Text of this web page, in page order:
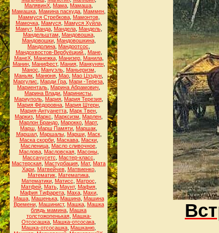
МалявинХ Мама Мамаша
Мамашка Мамина паскуда Маммен
Маммуся Стребкова, Мамонтов,
Мамочка, Мамуся, Мамуся Хуйла,
Мамут, Манда, Мандела, Мандель,
Мандельштам
Мандовошка,
Мандовошки, Мандовошкина,
Мандолина Мандоотсос
Мандохвостов-Вербуёцкий.
Мане,
МанеХ, Манежка, Манизер, Манила,
Манин, Манифест, Мания, Манкунян,
Манос
Мануэль, Маньеризм
Маньяк Манюня Мао Мао Цзэдун
Маргулис
Марди Гра Мари -Тереза
Мариенталь Марина Абрамович
Марина Влади Маринисты
Мариуполь Мария Мария Терезия
Мария Фёдоровна Мария Штерн
Мария-Антуанетта Марк Твен
Маркиз Маркс Марксизм Марлен
Марлон Брандо Марокко Март,
Марш
Марш Памяти Маршак
Маршал, Маршалы, Марши, Маск,
Маска скорби, Маскава, Маски,
Масленица Масло сливочное
Маслова, Масловская, Масоны,
Массачусетс
Мастер-класс
Мастерская Мастурбация Мат, Мата
Хари, Матвейчев, Матвиенко,
Математик, Математика,
Математики, Матисс Матрос
Матфей, Мать, Маунт, Мафия,
Мафия Тифарета, Маха, Махи,
Маша, Машенька, Машина, Машина
Времени, Машинист, Машка, Машка
блядь мамина Машка
толстожопенькая, Машка-
Отсосашка Машка-отсосака
Машка-отсосашка Машканю